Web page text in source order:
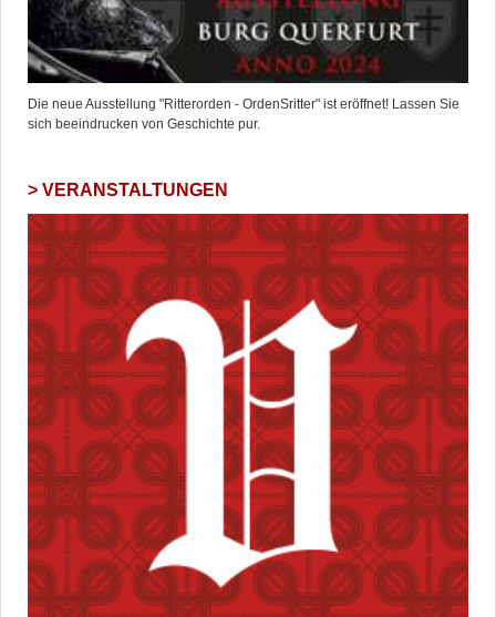
Die neue Ausstellung "Ritterorden - OrdenSritter" ist eröffnet! Lassen Sie
sich beeindrucken von Geschichte pur.
VERANSTALTUNGEN